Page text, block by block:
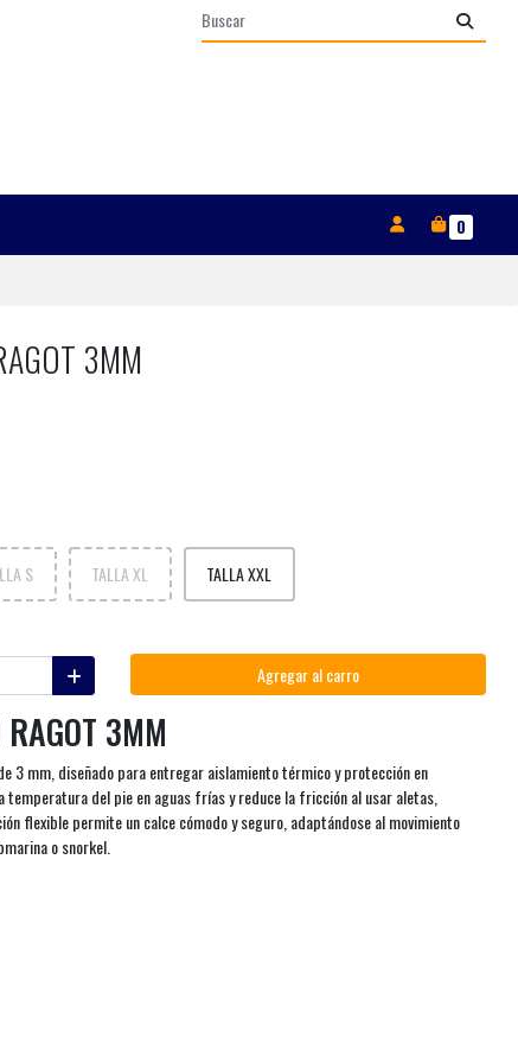
0
3MM
S TALLA XL TALLA XXL
Agregar al carro
3MM
3 mm, diseñado para entregar aislamiento térmico y protección en
temperatura del pie en aguas frías y reduce la fricción al usar aletas,
flexible permite un calce cómodo y seguro, adaptándose al movimiento
o snorkel.